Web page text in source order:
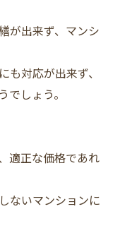
が出来ず、マンシ
も対応が出来ず、
しょう。
適正な価格であれ
ないマンションに